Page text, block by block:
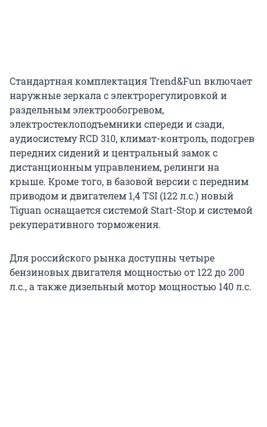
Стандартная комплектация Trend&Fun включает
наружные зеркала с электрорегулировкой и
раздельным электрообогревом,
электростеклоподъемники спереди и сзади,
аудиосистему RCD 310, климат-контроль, подогрев
передних сидений и центральный замок с
дистанционным управлением, релинги на
крыше. Кроме того, в базовой версии с передним
приводом и двигателем 1,4 TSI (122 л.с.) новый
Tiguan оснащается системой Start-Stop и системой
рекуперативного торможения.
Для российского рынка доступны четыре
бензиновых двигателя мощностью от 122 до 200
л.с., а также дизельный мотор мощностью 140 л.с.